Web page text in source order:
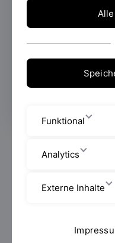
insgesamt 102
Euro, die je zur
bereitgestellt
Junge Menschen, die
engagieren und
In diesem Sinne
Funktional
Analytics
Externe Inhalte